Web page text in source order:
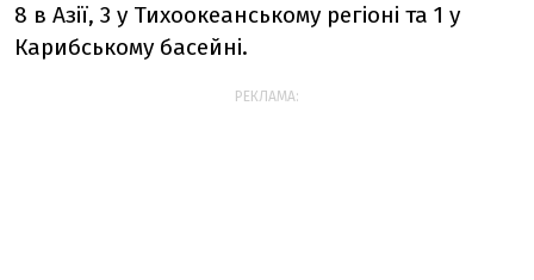
8 в Азії, 3 у Тихоокеанському регіоні та 1 у
Карибському басейні.
РЕКЛАМА: